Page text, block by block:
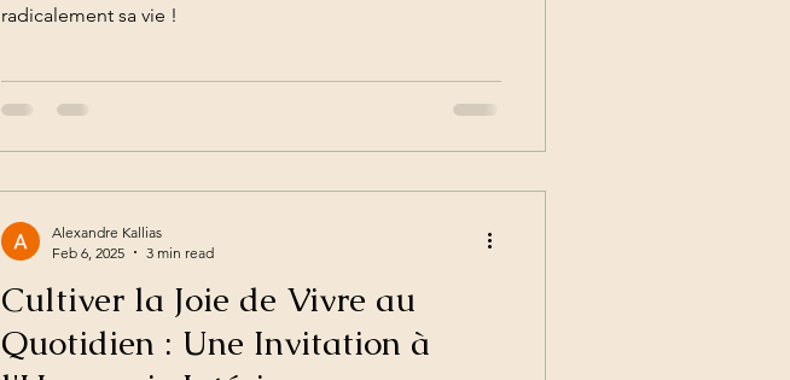
radicalement sa vie !
Cultiver la Joie de Vivre au
Quotidien : Une Invitation à
Alexandre Kallias
Feb 6, 2025
3 min read